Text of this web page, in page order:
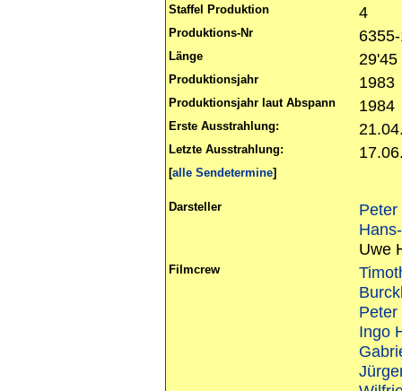
Staffel Produktion 4
Produktions-Nr
Länge 29'45
Produktionsjahr 1983
Produktionsjahr laut Abspann 1984
Erste Ausstrahlung:
Letzte Ausstrahlung:
[alle Sendetermine]
Darsteller
Uwe
Filmcrew
Ingo